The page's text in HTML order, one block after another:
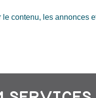
contenu, les annonces